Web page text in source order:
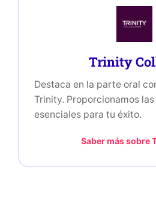
Trinity
Destaca en la parte oral
Trinity. Proporcionamos
esenciales para tu éxito.
Saber más sobre